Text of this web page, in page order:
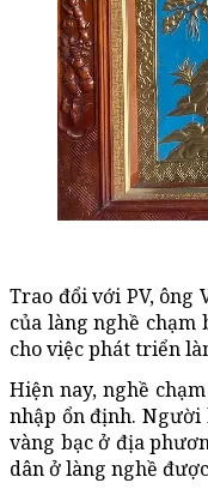
Trao đổi với PV, ông
của làng nghề
cho việc phát triển
Hiện nay, nghề
nhập ổn định.
vàng bạc ở địa
dân ở làng nghề